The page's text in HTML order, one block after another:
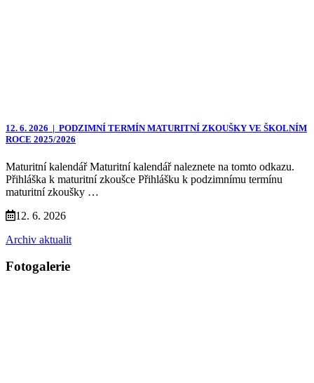
12. 6. 2026 | PODZIMNÍ TERMÍN MATURITNÍ ZKOUŠKY VE ŠKOLNÍM
ROCE 2025/2026
Maturitní kalendář Maturitní kalendář naleznete na tomto odkazu.
Přihláška k maturitní zkoušce Přihlášku k podzimnímu termínu
maturitní zkoušky …
12. 6. 2026
Archiv aktualit
Fotogalerie